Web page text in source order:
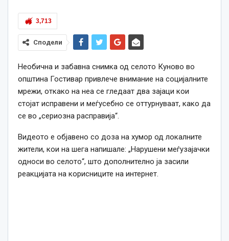
3,713
Сподели
Необична и забавна снимка од селото Куново во
општина Гостивар привлече внимание на социјалните
мрежи, откако на неа се гледаат два зајаци кои
стојат исправени и меѓусебно се оттурнуваат, како да
се во „сериозна расправија“.
Видеото е објавено со доза на хумор од локалните
жители, кои на шега напишале: „Нарушени меѓузајачки
односи во селото“, што дополнително ја засили
реакцијата на корисниците на интернет.